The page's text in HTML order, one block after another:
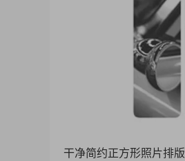
干净简约正方形照片排版